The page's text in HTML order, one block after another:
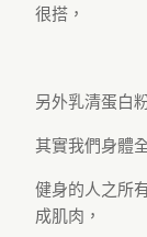
很搭，
另外乳清蛋白
其實我們身體
健身的人之所
成肌肉，